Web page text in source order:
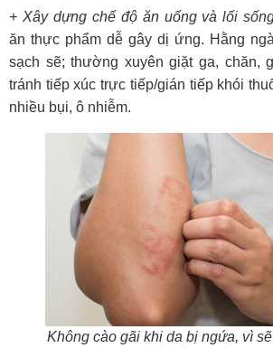
+ Xây dựng chế độ ăn uống và lối
ăn thực phẩm dễ gây dị ứng. Hằng
sạch sẽ; thường xuyên giặt ga, chăn,
tránh tiếp xúc trực tiếp/gián tiếp khói
nhiều bụi, ô nhiễm.
Không cào gãi khi da bị ngứa, vì